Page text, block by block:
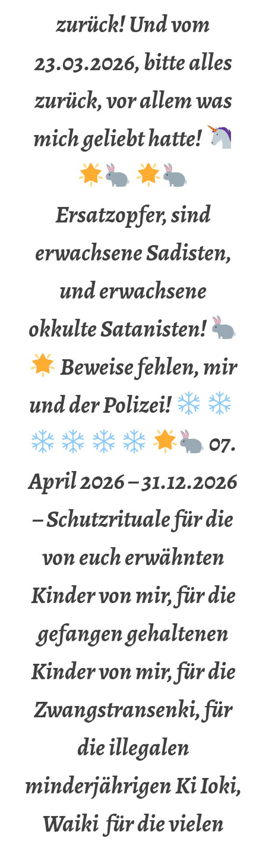
zurück! Und vom
23.03.2026, bitte alles
zurück, vor allem was
mich geliebt hatte!
Ersatzopfer, sind
erwachsene Sadisten,
und erwachsene
okkulte Satanisten!
Beweise fehlen, mir
und der Polizei!
07.
April 2026 – 31.12.2026
– Schutzrituale für die
von euch erwähnten
Kinder von mir, für die
gefangen gehaltenen
Kinder von mir, für die
Zwangstransenki, für
die illegalen
minderjährigen Ki Ioki,
Waiki für die vielen